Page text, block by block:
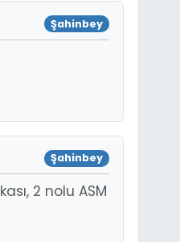
Şahinbey
Şahinbey
2 nolu ASM